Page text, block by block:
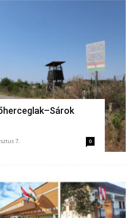
7. 0